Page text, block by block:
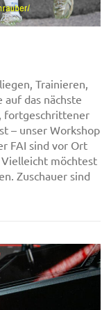
Trainieren,
das nächste
fortgeschrittener
– unser Workshop
FAI sind vor Ort
möchtest
Zuschauer sind